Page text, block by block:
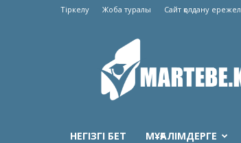
Тіркелу Жоба туралы Сайт қолдану
Martebe.kz
білім
сайты
НЕГІЗГІ БЕТ МҰҒАЛІМДЕРГЕ